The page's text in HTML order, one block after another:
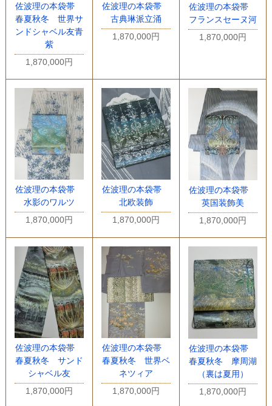
佐波理の本袋帯
春夏秋冬 世界サ
ンドシャベル友青
紫
1,870,000円
佐波理の本袋帯
古典琳派立涌
1,870,000円
佐波理の本袋帯
フランスセーヌ河
1,870,000円
佐波理の本袋帯
水影のワルツ
1,870,000円
佐波理の本袋帯
北欧装飾
1,870,000円
佐波理の本袋帯
英国装飾美
1,870,000円
佐波理の本袋帯
春夏秋冬 サンド
シャベル友
1,870,000円
佐波理の本袋帯
春夏秋冬 世界ベ
ネツィア
1,870,000円
佐波理の本袋帯
春夏秋冬 摩周湖
（裏は夏用）
1,870,000円